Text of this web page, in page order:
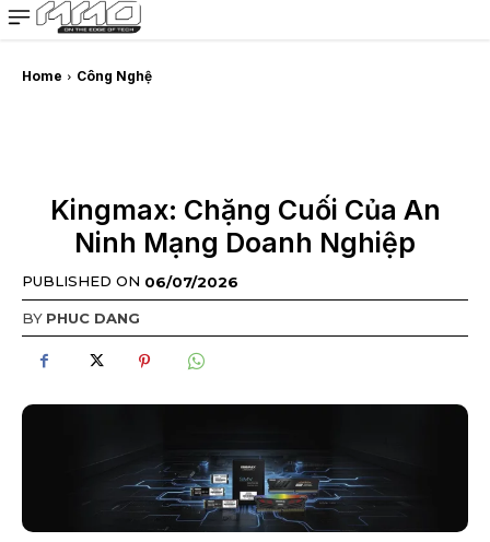
MMOSITE - Thông tin công nghệ
Bài viết nổi bật
Home Công Nghệ
Kingmax: Chặng Cuối Của An
Ninh Mạng Doanh Nghiệp
PUBLISHED ON 06/07/2026
BY PHUC DANG